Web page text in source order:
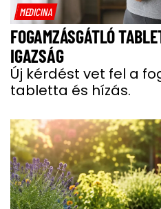
MEDICINA
FOGAMZÁSGÁTLÓ
IGAZSÁG
Új kérdést vet fel a
tabletta és hízás.